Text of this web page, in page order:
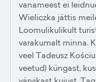
vanameest ei
Wieliczka jättis
Loomulikulikult
varakumalt minna.
veel Tadeusz
veetud) küngast,